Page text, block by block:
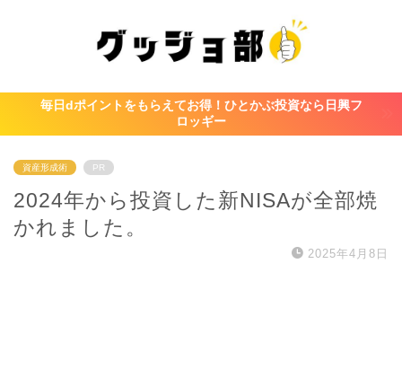
毎日dポイントをもらえてお得！ひとかぶ投資なら日興フ
ロッギー
資産形成術 PR
2024年から投資した新NISAが全部焼
かれました。
2025年4月8日